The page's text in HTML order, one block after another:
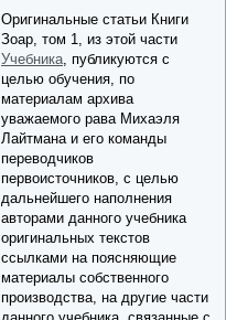
Оригинальные статьи Книги
Зоар, том 1, из этой части
Учебника , публикуются с
целью обучения, по
материалам архива
уважаемого рава Михаэля
Лайтмана и его команды
переводчиков
первоисточников, с целью
дальнейшего наполнения
авторами данного учебника
оригинальных текстов
ссылками на поясняющие
материалы собственного
производства, на другие части